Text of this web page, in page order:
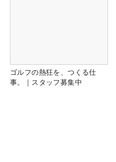
ゴルフの熱狂を、つくる仕
事。｜スタッフ募集中